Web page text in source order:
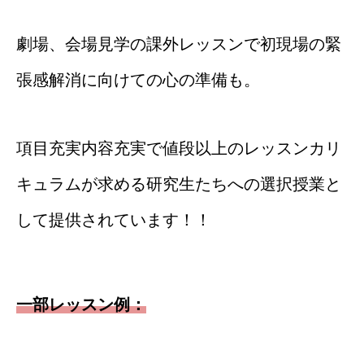
劇場、会場見学の課外レッスンで初現場の緊
張感解消に向けての心の準備も。
項目充実内容充実で値段以上のレッスンカリ
キュラムが求める研究生たちへの選択授業と
して提供されています！！
一部レッスン例：